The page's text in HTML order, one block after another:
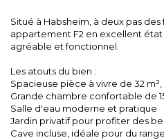
Situé à Habsheim, à deux pas
appartement F2 en excellent
agréable et fonctionnel.
Les atouts du bien :
Spacieuse pièce à vivre de 32
Grande chambre confortable de
Salle d'eau moderne et pratique
Jardin privatif pour profiter des
Cave incluse, idéale pour du